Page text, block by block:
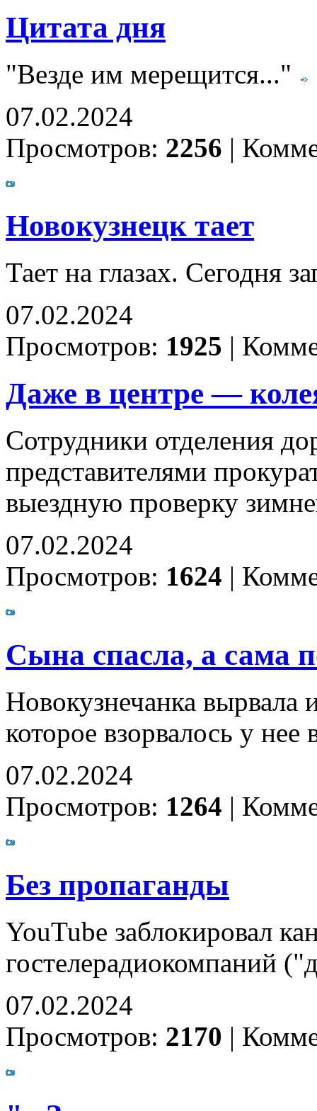
Цитата дня
"Везде им мерещится..."
07.02.2024
Просмотров: 2256 |
Новокузнецк тает
Тает на глазах. Сегодня
07.02.2024
Просмотров: 1925 |
Даже в центре —
Сотрудники отделения
представителями
выездную проверку
07.02.2024
Просмотров: 1624 |
Сына спасла, а сама
Новокузнечанка вырвала
которое взорвалось у нее
07.02.2024
Просмотров: 1264 |
Без пропаганды
YouTube заблокировал
гостелерадиокомпаний
07.02.2024
Просмотров: 2170 |